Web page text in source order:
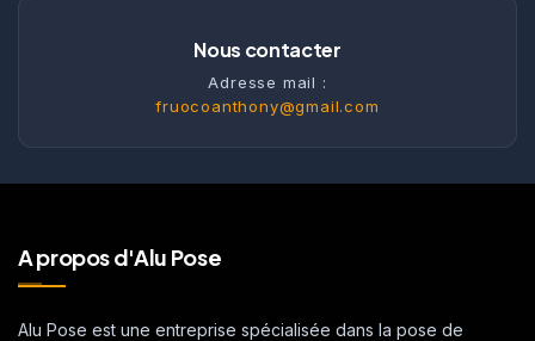
Nous contacter
Adresse mail :
fruocoanthony@gmail.com
A propos d'Alu Pose
Alu Pose est une entreprise spécialisée dans la pose de